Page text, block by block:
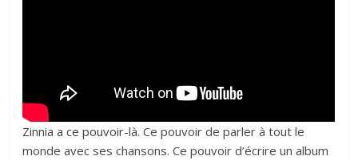
Zinnia a ce pouvoir-là. Ce pouvoir de parler à tout le
monde avec ses chansons. Ce pouvoir d’écrire un album